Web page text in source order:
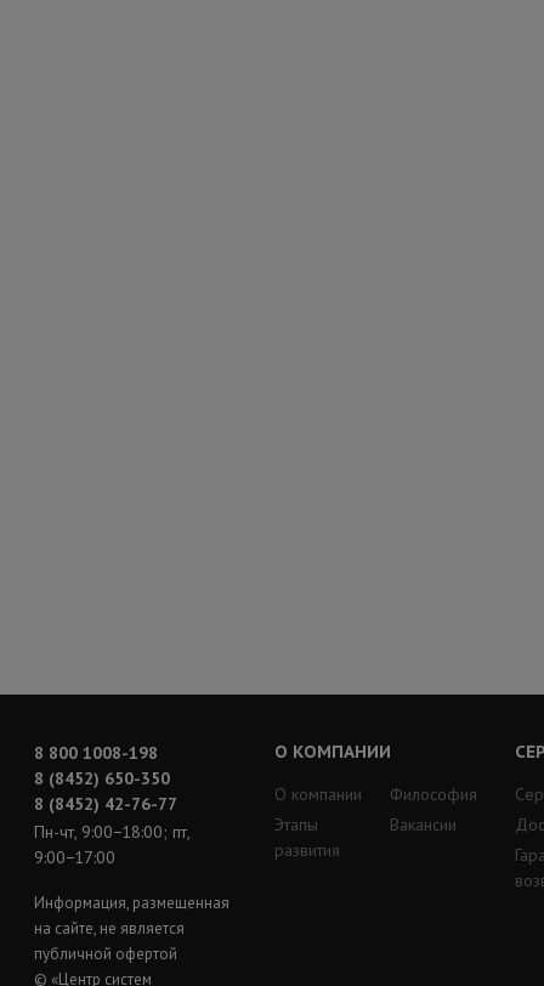
8 800 1008-198
8 (8452) 650-350
8 (8452) 42-76-77
Пн-чт, 9:00−18:00; пт,
9:00−17:00
Информация, размещенная
на сайте, не является
публичной офертой
© «Центр систем
О КОМПАНИИ
О компании
Этапы
развития
Философия
Вакансии